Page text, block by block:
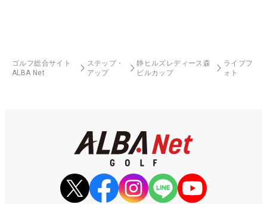
ゴルフ総合サイト
ALBA Net
ステップ・
アップ
静ヒルズレディース森
ビルカップ
ライブフ
ォト